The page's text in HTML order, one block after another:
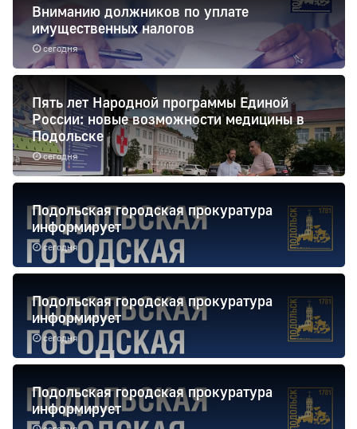
сегодня
Вниманию должников по уплате
имущественных налогов
сегодня
Пять лет Народной программы Единой
России: новые возможности медицины в
Подольске
сегодня
Подольская городская прокуратура
информирует
сегодня
Подольская городская прокуратура
информирует
Подольская городская прокуратура
информирует